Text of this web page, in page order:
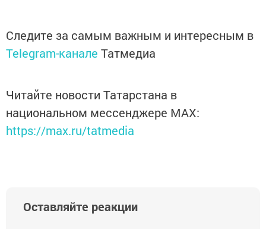
Следите за самым важным и интересным в
Telegram-канале Татмедиа
Читайте новости Татарстана в
национальном мессенджере MАХ:
https://max.ru/tatmedia
Оставляйте реакции